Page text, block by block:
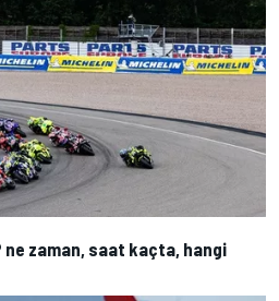
ne zaman, saat kaçta, hangi